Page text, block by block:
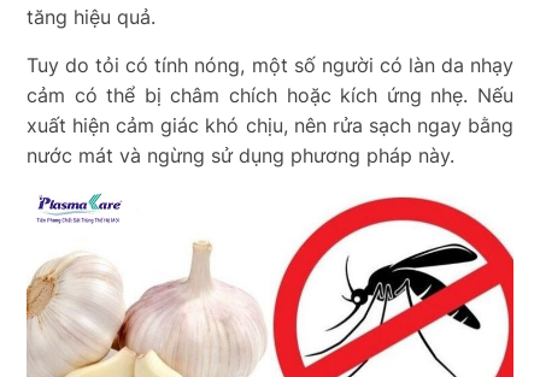
tăng hiệu quả.
Tuy do tỏi có tính nóng, một số người có làn da nhạy
cảm có thể bị châm chích hoặc kích ứng nhẹ. Nếu
xuất hiện cảm giác khó chịu, nên rửa sạch ngay bằng
nước mát và ngừng sử dụng phương pháp này.